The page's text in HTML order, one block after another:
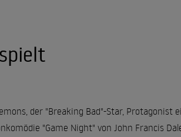
der "Breaking Bad"-Star, Protagonist
"Game Night" von John Francis